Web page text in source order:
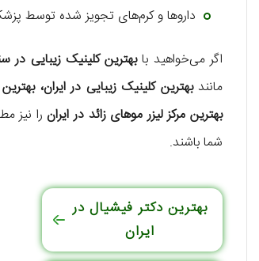
داروها و کرم‌های تجویز شده توسط
اگر می‌خواهید بابهترین کلینیک زیبایی در
مانندبهترین کلینیک زیبایی در ایران،
بهترین مرکز لیزر موهای زائد در ایران را نیز
شما باشند.
بهترین دکتر فیشیال در
ایران